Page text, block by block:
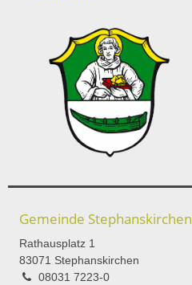
Gemeinde Stephanskirchen
Rathausplatz 1
83071 Stephanskirchen
08031 7223-0